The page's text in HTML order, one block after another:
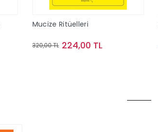
Mucize Ritüelleri
320,00 TL 224,00 TL